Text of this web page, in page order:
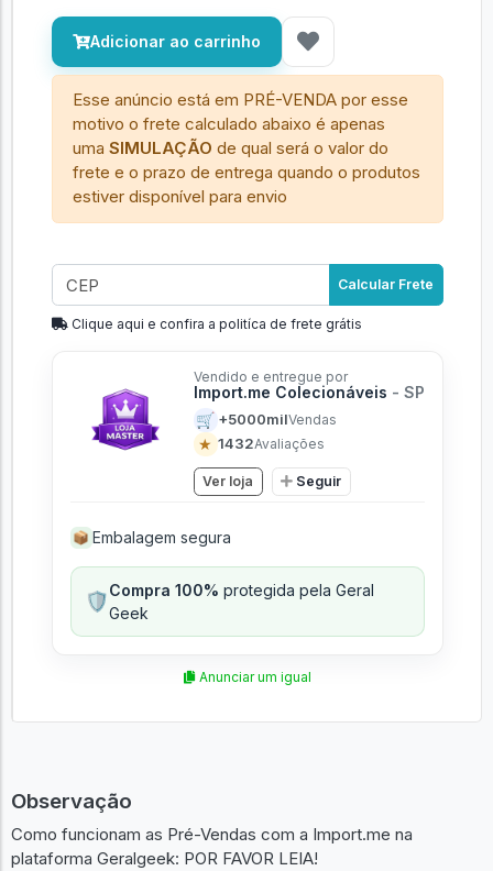
Adicionar ao carrinho
Esse anúncio está em PRÉ-VENDA por esse
motivo o frete calculado abaixo é apenas
umaSIMULAÇÃO de qual será o valor do
frete e o prazo de entrega quando o produtos
estiver disponível para envio
Calcular Frete
Clique aqui e confira a politíca de frete grátis
Vendido e entregue por
Import.me Colecionáveis - SP
🛒 +5000milVendas
★ 1432Avaliações
Ver loja Seguir
📦 Embalagem segura
🛡️Compra 100% protegida pela Geral
Geek
Anunciar um igual
Observação
Como funcionam as Pré-Vendas com a Import.me na
plataforma Geralgeek: POR FAVOR LEIA!